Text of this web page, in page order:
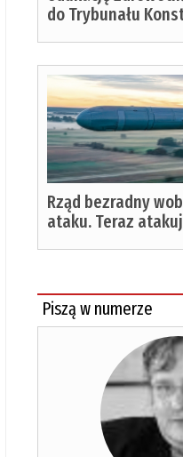
do Trybunału
Rząd bezradny
ataku. Teraz
Piszą w numerze